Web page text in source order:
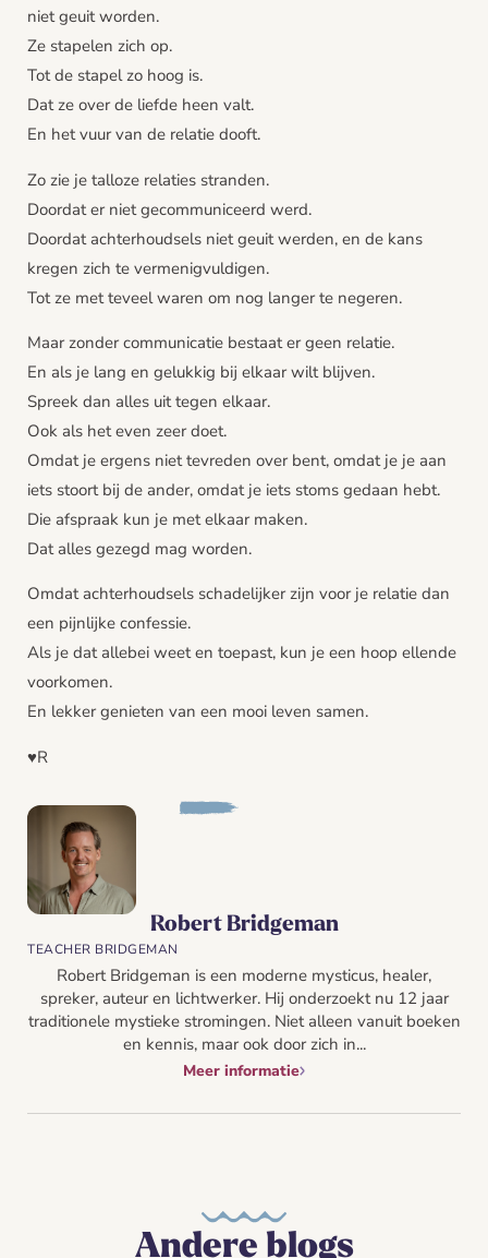
niet geuit worden.
Ze stapelen zich op.
Tot de stapel zo hoog is.
Dat ze over de liefde heen valt.
En het vuur van de relatie dooft.
Zo zie je talloze relaties stranden.
Doordat er niet gecommuniceerd werd.
Doordat achterhoudsels niet geuit werden, en de kans
kregen zich te vermenigvuldigen.
Tot ze met teveel waren om nog langer te negeren.
Maar zonder communicatie bestaat er geen relatie.
En als je lang en gelukkig bij elkaar wilt blijven.
Spreek dan alles uit tegen elkaar.
Ook als het even zeer doet.
Omdat je ergens niet tevreden over bent, omdat je je aan
iets stoort bij de ander, omdat je iets stoms gedaan hebt.
Die afspraak kun je met elkaar maken.
Dat alles gezegd mag worden.
Omdat achterhoudsels schadelijker zijn voor je relatie dan
een pijnlijke confessie.
Als je dat allebei weet en toepast, kun je een hoop ellende
voorkomen.
En lekker genieten van een mooi leven samen.
♥️R
Robert Bridgeman
TEACHER BRIDGEMAN
Robert Bridgeman is een moderne mysticus, healer,
spreker, auteur en lichtwerker. Hij onderzoekt nu 12 jaar
traditionele mystieke stromingen. Niet alleen vanuit boeken
en kennis, maar ook door zich in...
Meer informatie
Andere blogs